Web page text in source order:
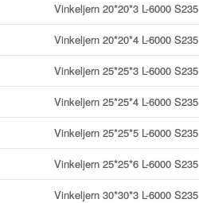
Vinkeljern 20*20*3 L-6000 S235
Vinkeljern 20*20*4 L-6000 S235
Vinkeljern 25*25*3 L-6000 S235
Vinkeljern 25*25*4 L-6000 S235
Vinkeljern 25*25*5 L-6000 S235
Vinkeljern 25*25*6 L-6000 S235
Vinkeljern 30*30*3 L-6000 S235